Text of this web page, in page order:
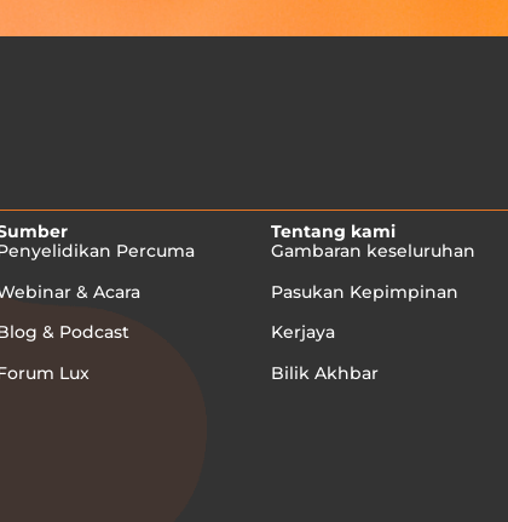
Percuma
& Acara
& Podcast
Lux
Tentang kami
Gambaran keseluruhan
Pasukan Kepimpinan
Kerjaya
Bilik Akhbar